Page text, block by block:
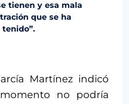
tienen y esa mala
que se ha
tenido”.
Martínez indicó
no podría